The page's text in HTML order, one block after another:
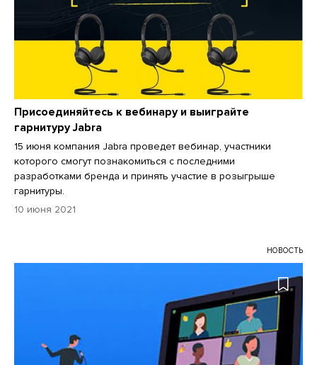
Присоединяйтесь к вебинару и выиграйте
гарнитуру Jabra
15 июня компания Jabra проведет вебинар , участники
которого смогут познакомиться с последними
разработками бренда и принять участие в розыгрыше
гарнитуры.
10 июня 2021
НОВОСТЬ